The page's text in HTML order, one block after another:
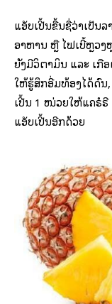
ແອັບເປີ້ນຂື້ນຊື່ວ່າເປັນ
ອາຫານ ຫຼື ໄຟເບີ້ຫຼວງ
ຍັງມີວິຕາມິນ ແລະ ເກື
ໃຫ້ຮູ້ສຶກອີ່ມທ້ອງໄດ້ດົ
ເປີ້ນ 1 ໜ່ວຍໃຫ້ແຄຣໍຣີ
ແອັບເປີ້ນອີກດ້ວຍ